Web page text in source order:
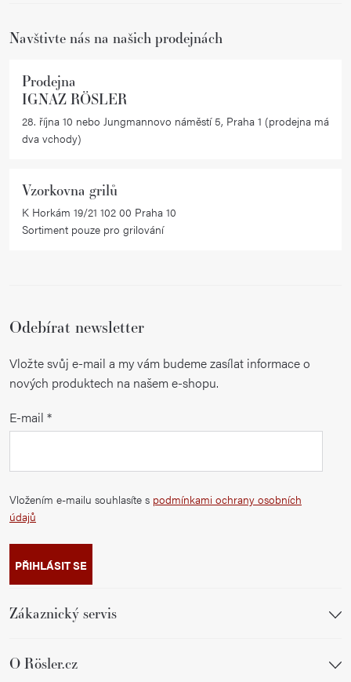
Navštivte nás na našich prodejnách
Prodejna
IGNAZ RÖSLER
28. října 10 nebo Jungmannovo náměstí 5, Praha 1 (prodejna má
dva vchody)
Vzorkovna grilů
K Horkám 19/21 102 00 Praha 10
Sortiment pouze pro grilování
Odebírat newsletter
Vložte svůj e-mail a my vám budeme zasílat informace o
nových produktech na našem e-shopu.
E-mail
Vložením e-mailu souhlasíte s podmínkami ochrany osobních
údajů
PŘIHLÁSIT SE
Zákaznický servis
O Rösler.cz